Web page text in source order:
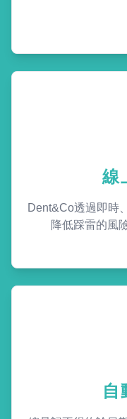
線
Dent&Co透過即時
降低踩雷的風
自